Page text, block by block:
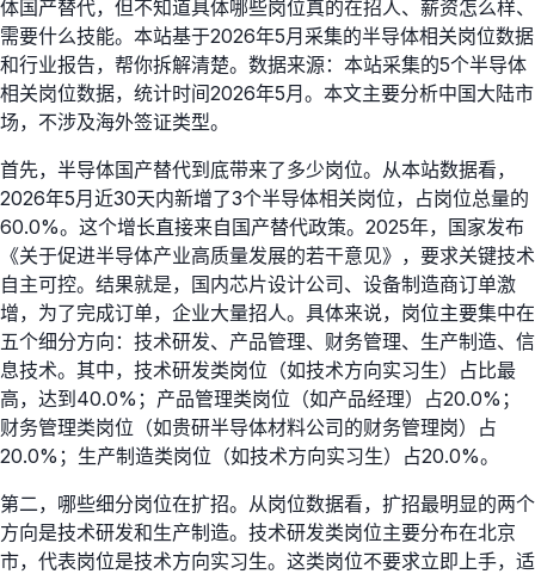
体国产替代，但不知道具体哪些岗位真的在招人、薪资怎么样、
需要什么技能。本站基于2026年5月采集的半导体相关岗位数据
和行业报告，帮你拆解清楚。数据来源：本站采集的5个半导体
相关岗位数据，统计时间2026年5月。本文主要分析中国大陆市
场，不涉及海外签证类型。
首先，半导体国产替代到底带来了多少岗位。从本站数据看，
2026年5月近30天内新增了3个半导体相关岗位，占岗位总量的
60.0%。这个增长直接来自国产替代政策。2025年，国家发布
《关于促进半导体产业高质量发展的若干意见》，要求关键技术
自主可控。结果就是，国内芯片设计公司、设备制造商订单激
增，为了完成订单，企业大量招人。具体来说，岗位主要集中在
五个细分方向：技术研发、产品管理、财务管理、生产制造、信
息技术。其中，技术研发类岗位（如技术方向实习生）占比最
高，达到40.0%；产品管理类岗位（如产品经理）占20.0%；
财务管理类岗位（如贵研半导体材料公司的财务管理岗）占
20.0%；生产制造类岗位（如技术方向实习生）占20.0%。
第二，哪些细分岗位在扩招。从岗位数据看，扩招最明显的两个
方向是技术研发和生产制造。技术研发类岗位主要分布在北京
市，代表岗位是技术方向实习生。这类岗位不要求立即上手，适